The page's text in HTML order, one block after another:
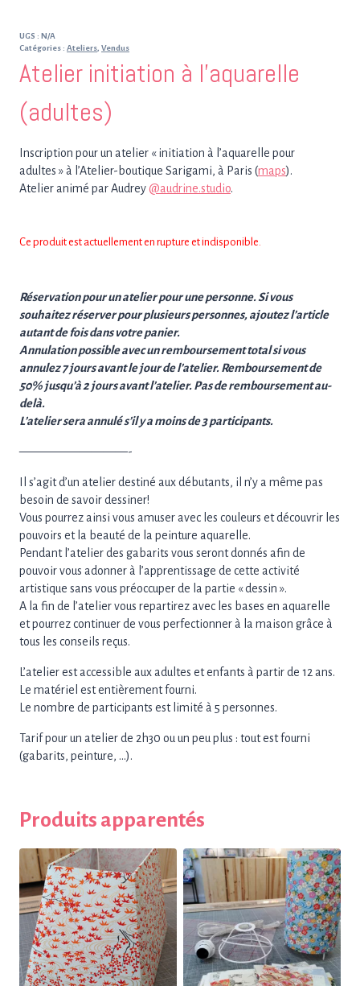
UGS : N/A
Catégories : Ateliers, Vendus
Atelier initiation à l’aquarelle
(adultes)
Inscription pour un atelier « initiation à l’aquarelle pour
adultes » à l’Atelier-boutique Sarigami, à Paris (maps).
Atelier animé par Audrey@audrine.studio.
Ce produit est actuellement en rupture et indisponible.
Réservation pour un atelier pour une personne. Si vous
souhaitez réserver pour plusieurs personnes, ajoutez l’article
autant de fois dans votre panier.
Annulation possible avec un remboursement total si vous
annulez 7 jours avant le jour de l’atelier. Remboursement de
50% jusqu’à 2 jours avant l’atelier. Pas de remboursement au-
delà.
L’atelier sera annulé s’il y a moins de 3 participants.
—————————-
Il s’agit d’un atelier destiné aux débutants, il n’y a même pas
besoin de savoir dessiner!
Vous pourrez ainsi vous amuser avec les couleurs et découvrir les
pouvoirs et la beauté de la peinture aquarelle.
Pendant l’atelier des gabarits vous seront donnés afin de
pouvoir vous adonner à l’apprentissage de cette activité
artistique sans vous préoccuper de la partie « dessin ».
A la fin de l’atelier vous repartirez avec les bases en aquarelle
et pourrez continuer de vous perfectionner à la maison grâce à
tous les conseils reçus.
L’atelier est accessible aux adultes et enfants à partir de 12 ans.
Le matériel est entièrement fourni.
Le nombre de participants est limité à 5 personnes.
Tarif pour un atelier de 2h30 ou un peu plus : tout est fourni
(gabarits, peinture, …).
Produits apparentés